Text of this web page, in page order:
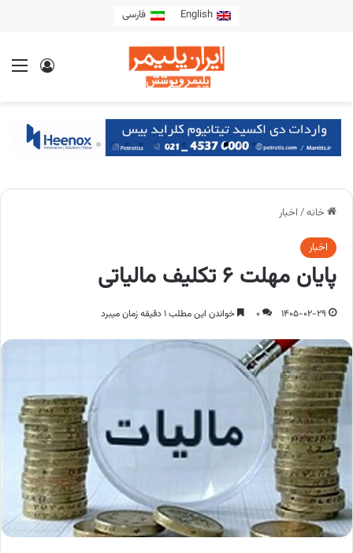
English فارسی
خانه/ اخبار
اخبار
پایان مهلت ۶ تکلیف مالیاتی
1405-02-29
0 خواندن این مطلب 1 دقیقه زمان میبرد